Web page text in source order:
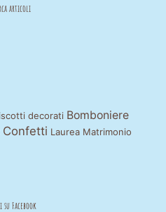
articoli
decorati Bomboniere
Confetti Laurea Matrimonio
su Facebook